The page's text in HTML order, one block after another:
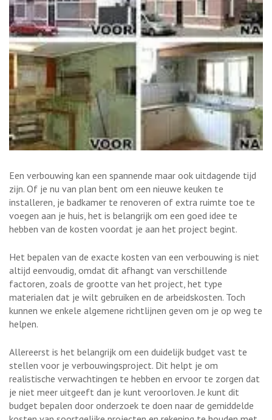
Een verbouwing kan een spannende maar ook uitdagende tijd
zijn. Of je nu van plan bent om een nieuwe keuken te
installeren, je badkamer te renoveren of extra ruimte toe te
voegen aan je huis, het is belangrijk om een goed idee te
hebben van de kosten voordat je aan het project begint.
Het bepalen van de exacte kosten van een verbouwing is niet
altijd eenvoudig, omdat dit afhangt van verschillende
factoren, zoals de grootte van het project, het type
materialen dat je wilt gebruiken en de arbeidskosten. Toch
kunnen we enkele algemene richtlijnen geven om je op weg te
helpen.
Allereerst is het belangrijk om een duidelijk budget vast te
stellen voor je verbouwingsproject. Dit helpt je om
realistische verwachtingen te hebben en ervoor te zorgen dat
je niet meer uitgeeft dan je kunt veroorloven. Je kunt dit
budget bepalen door onderzoek te doen naar de gemiddelde